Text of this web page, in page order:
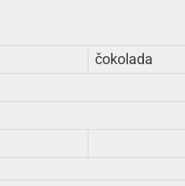
čokolada